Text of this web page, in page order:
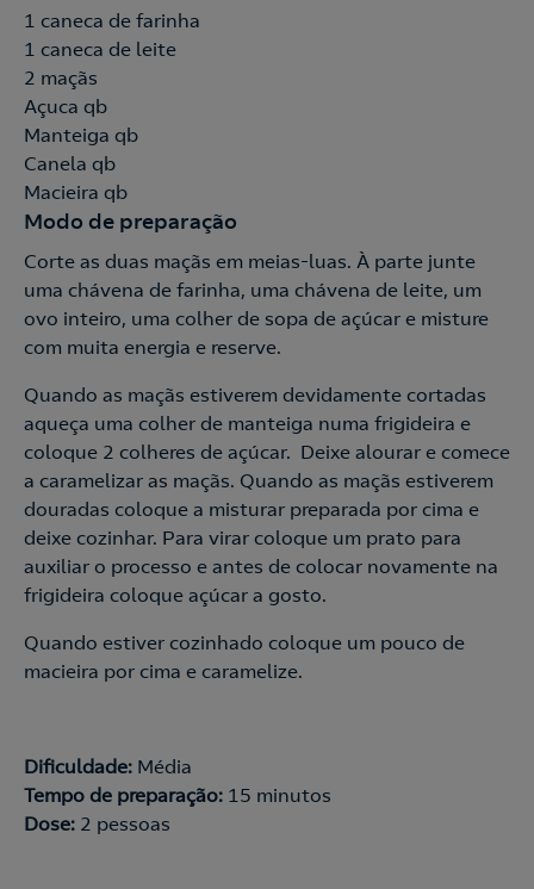
Contacte-nos
Contacte-nos para novas contratações
o
Nós ligamos!
Acepto la política de protección de datos.
Nós ligamos!
1 caneca de farinha
1 caneca de leite
2 maçãs
Açuca qb
Manteiga qb
Canela qb
Macieira qb
Modo de preparação
Corte as duas maçãs em meias-luas. À parte junte
uma chávena de farinha, uma chávena de leite, um
ovo inteiro, uma colher de sopa de açúcar e misture
com muita energia e reserve.
Quando as maçãs estiverem devidamente cortadas
aqueça uma colher de manteiga numa frigideira e
coloque 2 colheres de açúcar. Deixe alourar e comece
a caramelizar as maçãs. Quando as maçãs estiverem
douradas coloque a misturar preparada por cima e
deixe cozinhar. Para virar coloque um prato para
auxiliar o processo e antes de colocar novamente na
frigideira coloque açúcar a gosto.
Quando estiver cozinhado coloque um pouco de
macieira por cima e caramelize.
Dificuldade: Média
Tempo de preparação: 15 minutos
Dose: 2 pessoas